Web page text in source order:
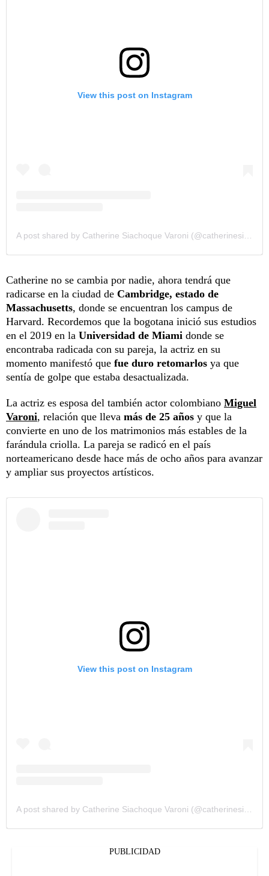
View this post on Instagram
Catherine no se cambia por nadie, ahora tendrá que
radicarse en la ciudad de Cambridge, estado de
Massachusetts, donde se encuentran los campus de
Harvard. Recordemos que la bogotana inició sus estudios
en el 2019 en la Universidad de Miami donde se
encontraba radicada con su pareja, la actriz en su
momento manifestó que fue duro retomarlos ya que
sentía de golpe que estaba desactualizada.
La actriz es esposa del también actor colombiano Miguel
Varoni, relación que lleva más de 25 años y que la
convierte en uno de los matrimonios más estables de la
farándula criolla. La pareja se radicó en el país
norteamericano desde hace más de ocho años para avanzar
y ampliar sus proyectos artísticos.
View this post on Instagram
A post shared by Catherine Siachoque Varoni (@catherinesiachoque)
PUBLICIDAD